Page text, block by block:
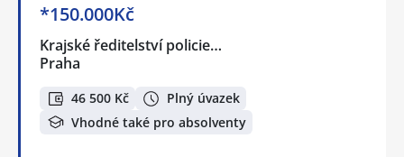
*150.000Kč
Krajské ředitelství policie…
Praha
46 500 Kč
Plný úvazek
Vhodné také pro absolventy